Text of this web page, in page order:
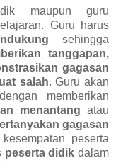
maupun guru
Guru harus
sehingga
tanggapan,
gagasan
salah. Guru akan
memberikan
menantang atau
gagasan
peserta
peserta didik dalam